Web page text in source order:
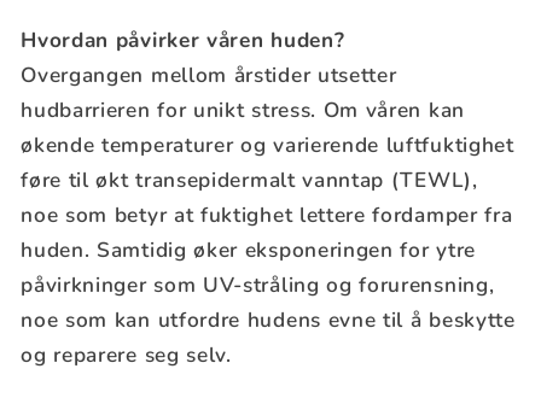
Hvordan påvirker våren huden?
Overgangen mellom årstider utsetter
hudbarrieren for unikt stress. Om våren kan
økende temperaturer og varierende luftfuktighet
føre til økt transepidermalt vanntap (TEWL),
noe som betyr at fuktighet lettere fordamper fra
huden. Samtidig øker eksponeringen for ytre
påvirkninger som UV-stråling og forurensning,
noe som kan utfordre hudens evne til å beskytte
og reparere seg selv.